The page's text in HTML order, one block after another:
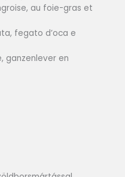
au foie-gras et
fegato d’oca e
ganzenlever en